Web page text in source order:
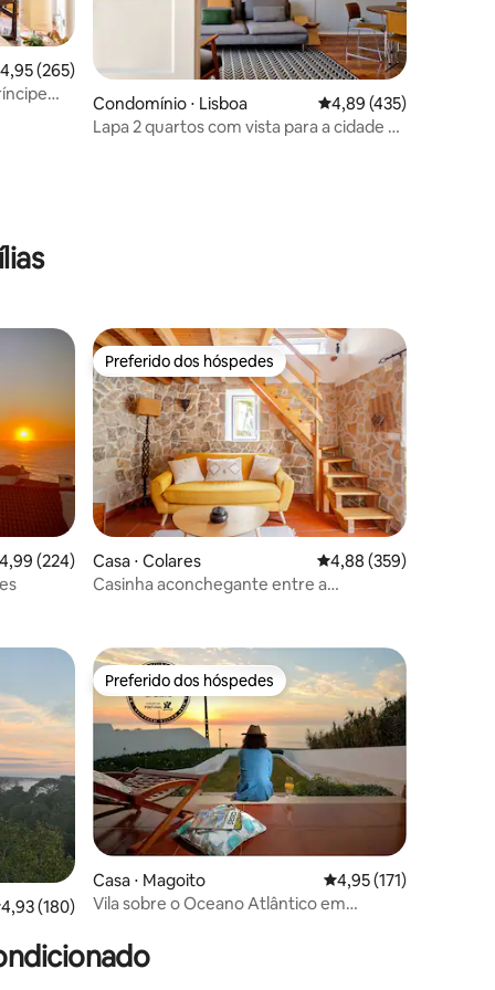
de uma avaliação média de 5, 265 avaliações
4,95 (265)
Condomínio ⋅ Lisboa 4,89 de uma avaliação
4,89 (435)
Lapa 2 quartos com vista para a cidade e
hóspedes
de uma avaliação média de 5, 224 avaliações
4,99 (224)
Preferido dos hóspedes
Preferido dos hóspedes
Casa ⋅ Colares 4,88 de uma avaliação
4,88 (359)
Casinha aconchegante entre a
hóspedes
de uma avaliação média de 5, 180 avaliações
4,93 (180)
Preferido dos hóspedes
Preferido dos hóspedes
Casa ⋅ Magoito 4,95 de uma avaliação
4,95 (171)
Vila sobre o Oceano Atlântico em